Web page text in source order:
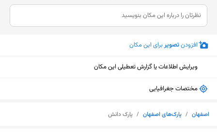
افزودنتصویربرای این مکان
ویرایش اطلاعات یا گزارش تعطیلی این مکان
مختصات جغرافیایی
اصفهان / پارک‌های اصفهان / پارک دانش